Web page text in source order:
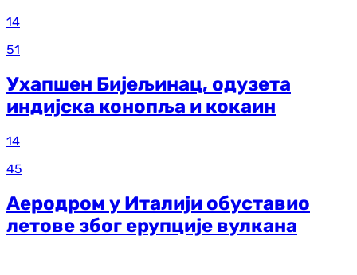
14
51
Ухапшен Бијељинац, одузета
индијска конопља и кокаин
14
45
Аеродром у Италији обуставио
летове због ерупције вулкана